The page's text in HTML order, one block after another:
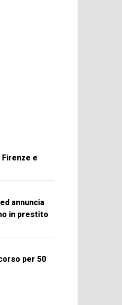
e
annuncia
in prestito
per 50